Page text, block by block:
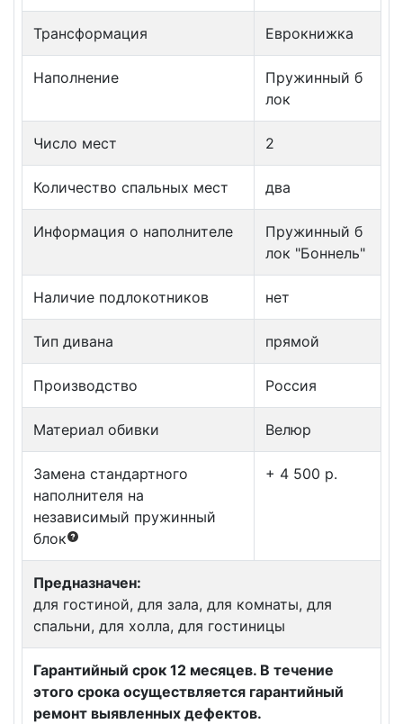
Трансформация Еврокнижка
Наполнение
Пружинный б
лок
Число мест 2
Количество спальных мест два
Информация о наполнителе
Пружинный б
лок "Боннель"
Наличие подлокотников нет
Тип дивана прямой
Производство Россия
Материал обивки Велюр
Замена стандартного
наполнителя на
независимый пружинный
блок
+ 4 500 p.
Предназначен:
для гостиной, для зала, для комнаты, для
спальни, для холла, для гостиницы
Гарантийный срок 12 месяцев. В течение
этого срока осуществляется гарантийный
ремонт выявленных дефектов.